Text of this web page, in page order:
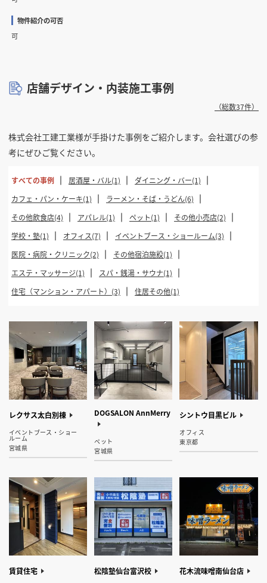
物件紹介の可否
可
店舗デザイン・内装施工事例
（総数37件）
株式会社工建工業様が手掛けた事例をご紹介します。会社選びの参
考にぜひご覧ください。
すべての事例 居酒屋・バル(1)
ダイニング・バー(1)
カフェ・パン・ケーキ(1)
ラーメン・そば・うどん(6)
その他飲食店(4)
アパレル(1) ペット(1)
その他小売店(2)
学校・塾(1)
オフィス(7)
イベントブース・ショールーム(3)
医院・病院・クリニック(2)
その他宿泊施設(1)
エステ・マッサージ(1)
スパ・銭湯・サウナ(1)
住宅（マンション・アパート）(3)
住居その他(1)
レクサス太白別棟
イベントブース・ショー
ルーム
宮城県
DOGSALON AnnMerry
ペット
宮城県
シントウ目黒ビル
オフィス
東京都
賃貸住宅 松陰塾仙台富沢校 花木流味噌南仙台店